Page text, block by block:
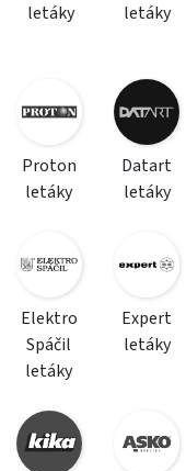
letáky
letáky
Proton
letáky
Datart
letáky
Elektro
Spáčil
letáky
Expert
letáky